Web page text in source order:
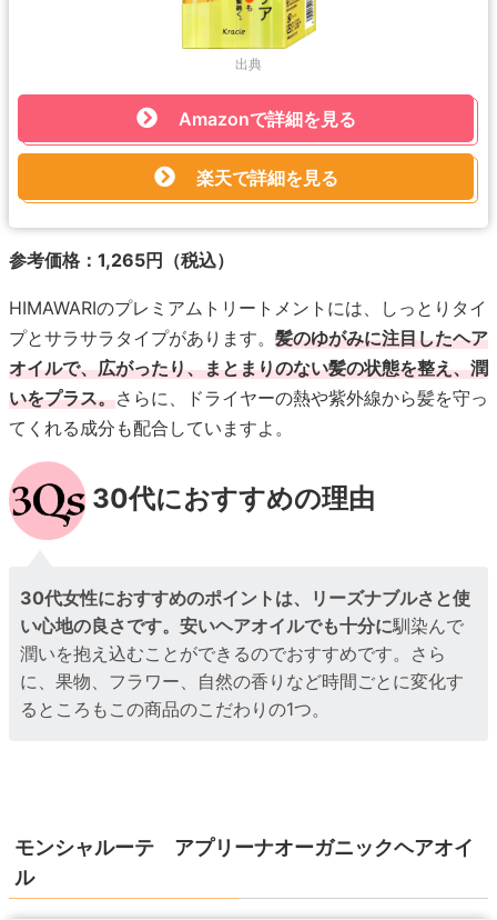
出典
Amazonで詳細を見る
楽天で詳細を見る
参考価格：1,265円（税込）
HIMAWARIのプレミアムトリートメントには、しっとりタイ
プとサラサラタイプがあります。 髪のゆがみに注目したヘア
オイルで、広がったり、まとまりのない髪の状態を整え、潤
いをプラス。さらに、ドライヤーの熱や紫外線から髪を守っ
てくれる成分も配合していますよ。
30代におすすめの理由
30代女性におすすめのポイントは、リーズナブルさと使
い心地の良さです。安いヘアオイルでも十分に馴染んで
潤いを抱え込むことができるのでおすすめです。さら
に、果物、フラワー、自然の香りなど時間ごとに変化す
るところもこの商品のこだわりの1つ。
モンシャルーテ アプリーナオーガニックヘアオイ
ル